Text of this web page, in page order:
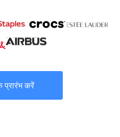
प्रारंभ करें